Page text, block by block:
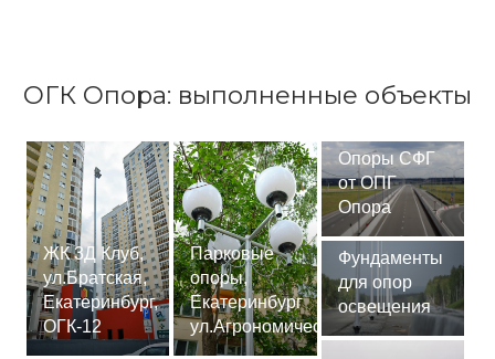
ОГК Опора: выполненные объекты
ЖК 3Д Клуб,
ул.Братская,
Екатеринбург,
ОГК-12
Парковые
опоры,
Екатеринбург
ул.Агрономическая
Опоры СФГ
от ОПГ
Опора
Фундаменты
для опор
освещения